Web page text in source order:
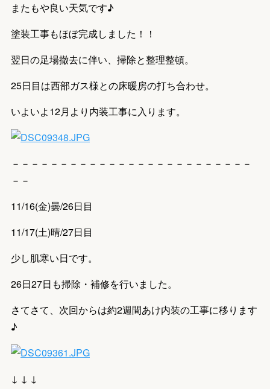
またもや良い天気です♪
塗装工事もほぼ完成しました！！
翌日の足場撤去に伴い、掃除と整理整頓。
25日目は西部ガス様との床暖房の打ち合わせ。
いよいよ12月より内装工事に入ります。
－－－－－－－－－－－－－－－－－－－－－－－－－
－－
11/16(金)曇/26日目
11/17(土)晴/27日目
少し肌寒い日です。
26日27日も掃除・補修を行いました。
さてさて、次回からは約2週間あけ内装の工事に移ります
♪
↓ ↓ ↓